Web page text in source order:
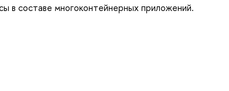
в составе многоконтейнерных приложений.